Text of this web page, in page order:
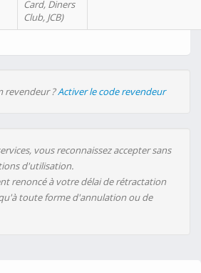
Card, Diners
Club, JCB)
revendeur ?Activer le code revendeur
vous reconnaissez accepter sans
d'utilisation.
renoncé à votre délai de rétractation
toute forme d'annulation ou de